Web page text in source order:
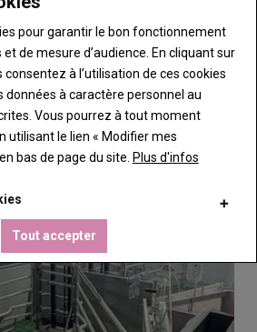
valide dans
mutation
l’agroalimentaire porcin
croissance de la filière porcine
à l’industrialisation de l’…
pour garantir le bon fonctionnement
de mesure d’audience. En cliquant sur
consentez à l’utilisation de ces cookies
à caractère personnel au
Vous pourrez à tout moment
utilisant le lien « Modifier mes
bas de page du site. Plus d'infos
Tout accepter